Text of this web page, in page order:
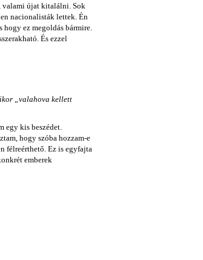
valami újat kitalálni. Sok
nacionalisták lettek. Én
ez megoldás bármire.
És ezzel
„valahova kellett
egy kis beszédet.
hogy szóba hozzam-e
félreérthető. Ez is egyfajta
emberek